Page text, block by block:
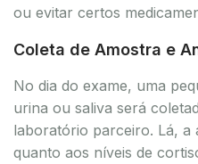
ou evitar certos
Coleta de Amostra e
No dia do exame, uma
urina ou saliva será
laboratório parceiro. Lá, a
quanto aos níveis de